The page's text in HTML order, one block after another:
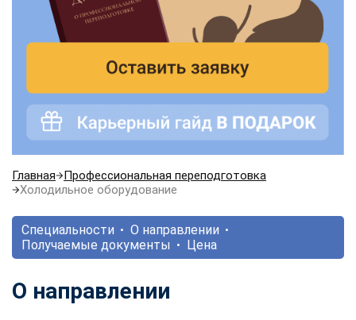
Главная
Профессиональная переподготовка
Холодильное оборудование
Специальности
О направлении
Получаемые документы
Цена
О направлении